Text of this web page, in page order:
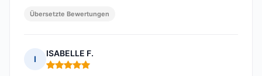
Übersetzte Bewertungen
I
ISABELLE F.
Hinweis: 5 von 5